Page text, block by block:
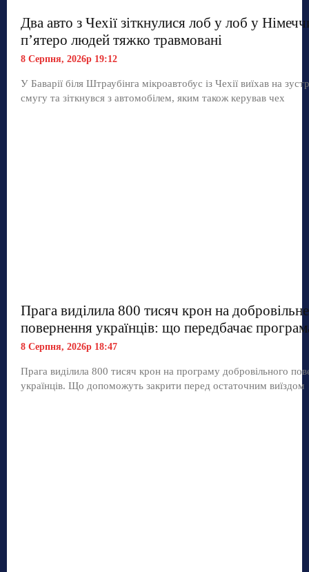
Два авто з Чехії зіткнулися лоб у лоб у
п’ятеро людей тяжко травмовані
8 Серпня, 2026р 19:12
У Баварії біля Штраубінга мікроавтобус із Чехії виїхав на
смугу та зіткнувся з автомобілем, яким також керував чех
Прага виділила 800 тисяч крон на добровільне
повернення українців: що передбачає
8 Серпня, 2026р 18:47
Прага виділила 800 тисяч крон на програму добровільного
українців. Що допоможуть закрити перед остаточним виїздом